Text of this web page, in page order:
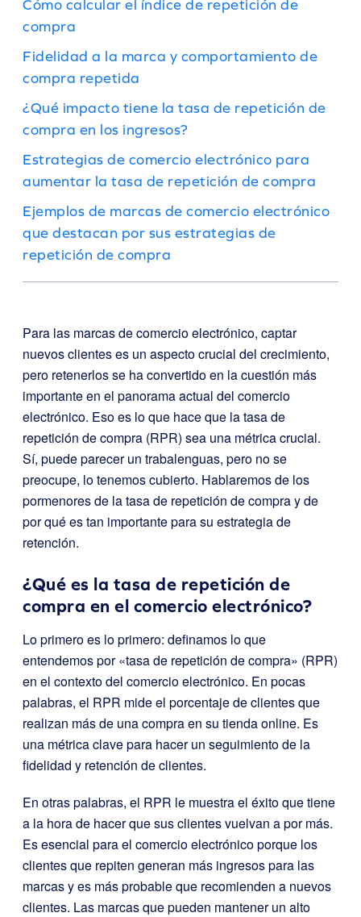
Cómo calcular el índice de repetición de
compra
Fidelidad a la marca y comportamiento de
compra repetida
¿Qué impacto tiene la tasa de repetición de
compra en los ingresos?
Estrategias de comercio electrónico para
aumentar la tasa de repetición de compra
Ejemplos de marcas de comercio electrónico
que destacan por sus estrategias de
repetición de compra
Para las marcas de comercio electrónico, captar
nuevos clientes es un aspecto crucial del crecimiento,
pero retenerlos se ha convertido en la cuestión más
importante en el panorama actual del comercio
electrónico. Eso es lo que hace que la tasa de
repetición de compra (RPR) sea una métrica crucial.
Sí, puede parecer un trabalenguas, pero no se
preocupe, lo tenemos cubierto. Hablaremos de los
pormenores de la tasa de repetición de compra y de
por qué es tan importante para su estrategia de
retención.
¿Qué es la tasa de repetición de
compra en el comercio electrónico?
Lo primero es lo primero: definamos lo que
entendemos por «tasa de repetición de compra» (RPR)
en el contexto del comercio electrónico. En pocas
palabras, el RPR mide el porcentaje de clientes que
realizan más de una compra en su tienda online. Es
una métrica clave para hacer un seguimiento de la
fidelidad y retención de clientes.
En otras palabras, el RPR le muestra el éxito que tiene
a la hora de hacer que sus clientes vuelvan a por más.
Es esencial para el comercio electrónico porque los
clientes que repiten generan más ingresos para las
marcas y es más probable que recomienden a nuevos
clientes. Las marcas que pueden mantener un alto